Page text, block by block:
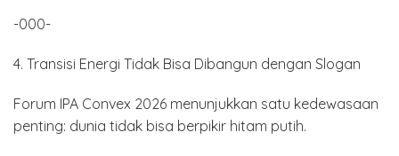
-000-
4. Transisi Energi Tidak Bisa Dibangun dengan Slogan
Forum IPA Convex 2026 menunjukkan satu kedewasaan
penting: dunia tidak bisa berpikir hitam putih.